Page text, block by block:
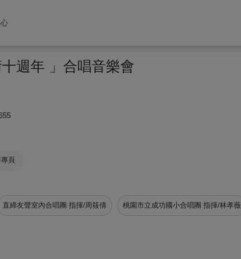
十週年 」合唱音樂會
頁
直締友聲室內合唱團 指揮/周筱倩 桃園市立成功國小合唱團 指揮/林孝薇